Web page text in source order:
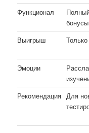
Функционал
бонусы
Выигрыш
Эмоции
Рекомендация Для